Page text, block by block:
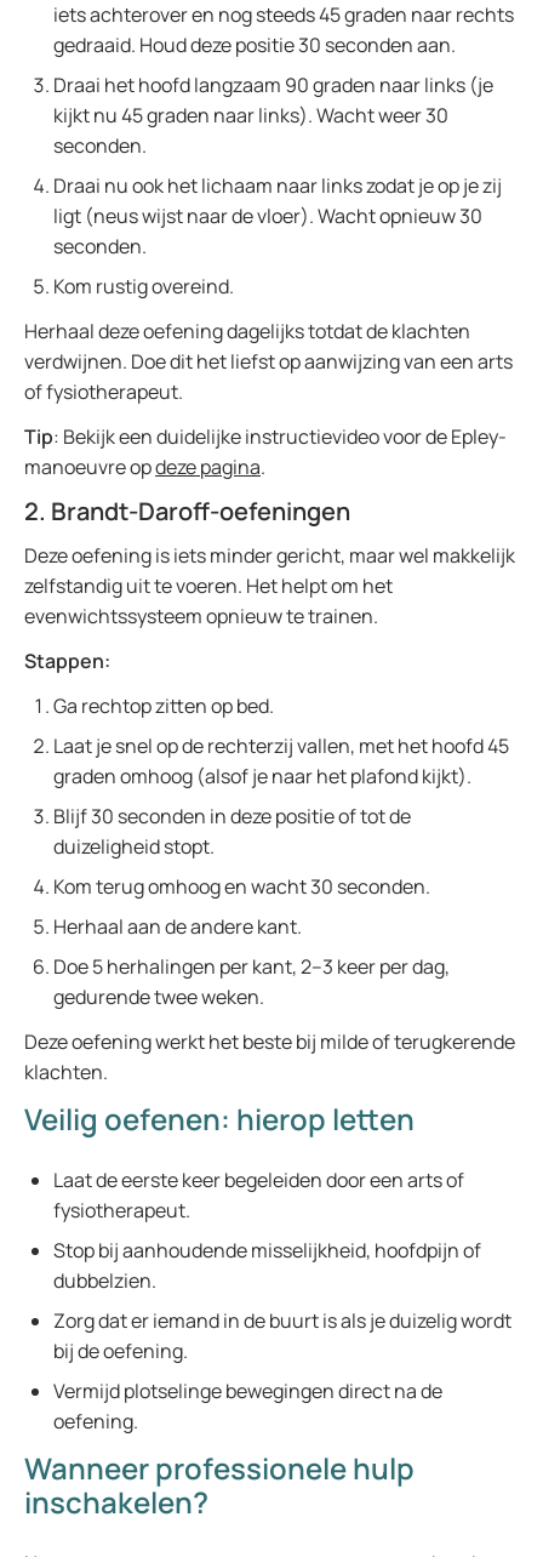
iets achterover en nog steeds 45 graden naar rechts
gedraaid. Houd deze positie 30 seconden aan.
Draai het hoofd langzaam 90 graden naar links (je
kijkt nu 45 graden naar links). Wacht weer 30
seconden.
Draai nu ook het lichaam naar links zodat je op je zij
ligt (neus wijst naar de vloer). Wacht opnieuw 30
seconden.
Kom rustig overeind.
Herhaal deze oefening dagelijks totdat de klachten
verdwijnen. Doe dit het liefst op aanwijzing van een arts
of fysiotherapeut.
Tip: Bekijk een duidelijke instructievideo voor de Epley-
manoeuvre opdeze pagina.
2. Brandt-Daroff-oefeningen
Deze oefening is iets minder gericht, maar wel makkelijk
zelfstandig uit te voeren. Het helpt om het
evenwichtssysteem opnieuw te trainen.
Stappen:
Ga rechtop zitten op bed.
Laat je snel op de rechterzij vallen, met het hoofd 45
graden omhoog (alsof je naar het plafond kijkt).
Blijf 30 seconden in deze positie of tot de
duizeligheid stopt.
Kom terug omhoog en wacht 30 seconden.
Herhaal aan de andere kant.
Doe 5 herhalingen per kant, 2–3 keer per dag,
gedurende twee weken.
Deze oefening werkt het beste bij milde of terugkerende
klachten.
Veilig oefenen: hierop letten
Laat de eerste keer begeleiden door een arts of
fysiotherapeut.
Stop bij aanhoudende misselijkheid, hoofdpijn of
dubbelzien.
Zorg dat er iemand in de buurt is als je duizelig wordt
bij de oefening.
Vermijd plotselinge bewegingen direct na de
oefening.
Wanneer professionele hulp
inschakelen?